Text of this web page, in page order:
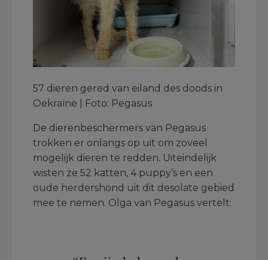
57 dieren gered van eiland des doods in
Oekraïne | Foto: Pegasus
De dierenbeschermers van Pegasus
trokken er onlangs op uit om zoveel
mogelijk dieren te redden. Uiteindelijk
wisten ze 52 katten, 4 puppy’s en een
oude herdershond uit dit desolate gebied
mee te nemen. Olga van Pegasus vertelt: